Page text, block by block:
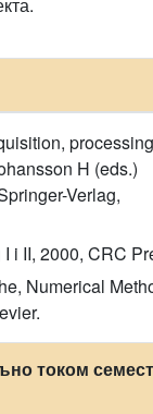
processing
H (eds.)
Verlag,
i II, 2000, CRC
Numerical
током